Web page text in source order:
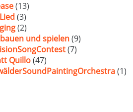
(13)
(3)
(2)
und spielen(9)
(7)
Quillo(47)
(1)